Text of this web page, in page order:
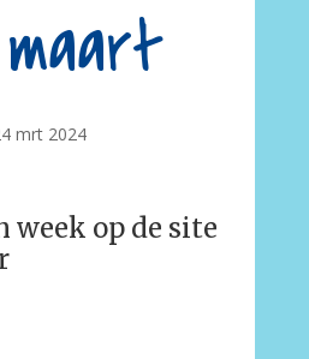
mrt 2024
week op de site